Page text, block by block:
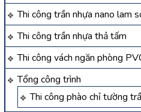
Thi công trần nhựa nano lam
Thi công trần nhựa thả tấm
Thi công vách ngăn phòng
Tổng công trình
Thi công phào chỉ tường